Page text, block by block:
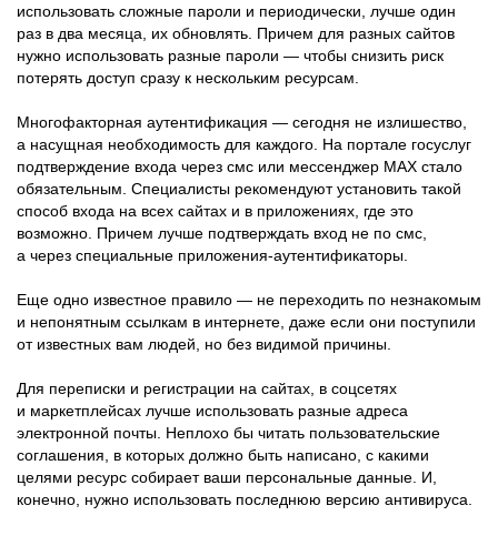
использовать сложные пароли и периодически, лучше один
раз в два месяца, их обновлять. Причем для разных сайтов
нужно использовать разные пароли — чтобы снизить риск
потерять доступ сразу к нескольким ресурсам.
Многофакторная аутентификация — сегодня не излишество,
а насущная необходимость для каждого. На портале госуслуг
подтверждение входа через смс или мессенджер МАХ стало
обязательным. Специалисты рекомендуют установить такой
способ входа на всех сайтах и в приложениях, где это
возможно. Причем лучше подтверждать вход не по смс,
а через специальные приложения-аутентификаторы.
Еще одно известное правило — не переходить по незнакомым
и непонятным ссылкам в интернете, даже если они поступили
от известных вам людей, но без видимой причины.
Для переписки и регистрации на сайтах, в соцсетях
и маркетплейсах лучше использовать разные адреса
электронной почты. Неплохо бы читать пользовательские
соглашения, в которых должно быть написано, с какими
целями ресурс собирает ваши персональные данные. И,
конечно, нужно использовать последнюю версию антивируса.